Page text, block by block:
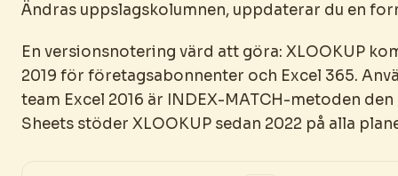
Ändras uppslagskolumnen, uppdaterar du en
En versionsnotering värd att göra: XLOOKUP
2019 för företagsabonnenter och Excel 365.
team Excel 2016 är INDEX-MATCH-metoden
Sheets stöder XLOOKUP sedan 2022 på alla